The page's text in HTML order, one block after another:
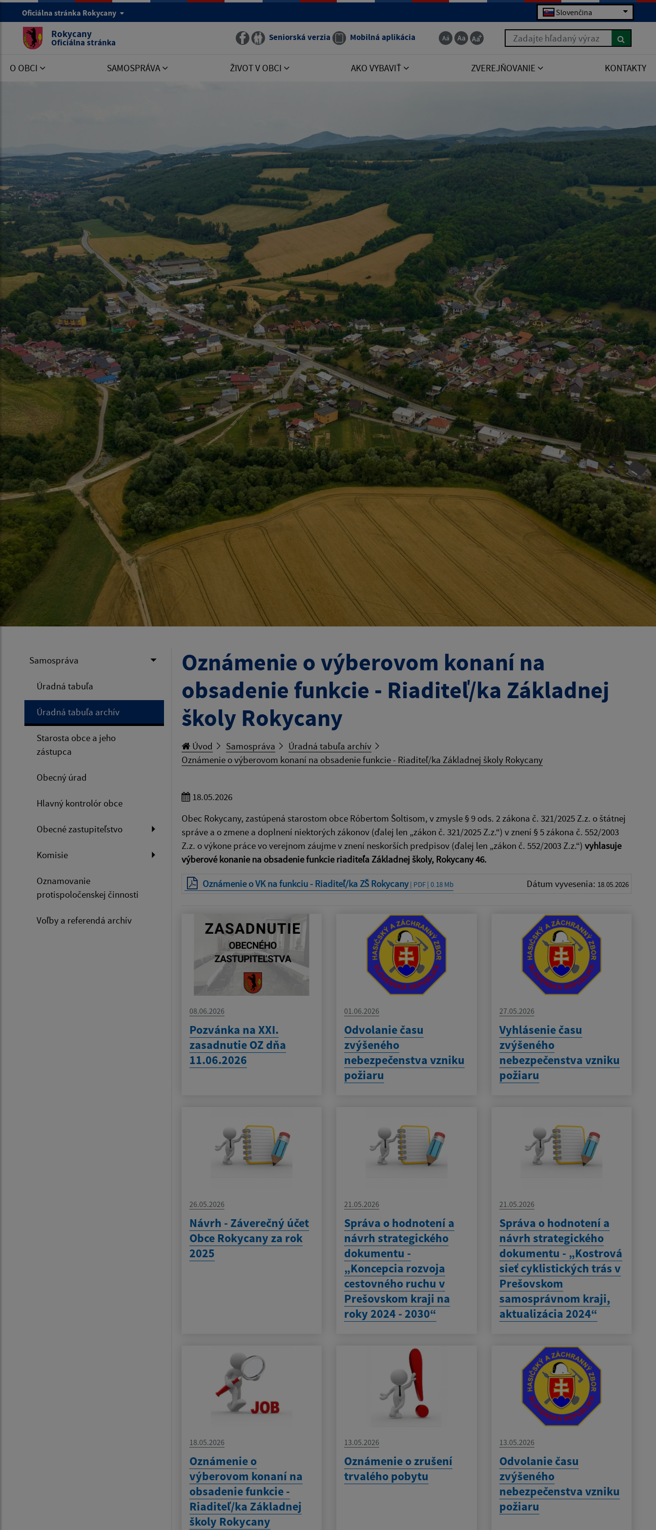
Oficiálna stránka Rokycany Slovenčina
Rokycany
Oficiálna stránka Seniorská verzia Mobilná aplikácia Zadajte hľadaný výraz
O OBCI SAMOSPRÁVA ŽIVOT V OBCI AKO VYBAVIŤ ZVEREJŇOVANIE KONTAKTY
Samospráva
Úradná tabuľa
Úradná tabuľa archív
Starosta obce a jeho
zástupca
Obecný úrad
Hlavný kontrolór obce
Obecné zastupiteľstvo
Komisie
Oznamovanie
protispoločenskej činnosti
Voľby a referendá archív
Oznámenie o výberovom konaní na
obsadenie funkcie - Riaditeľ/ka Základnej
školy Rokycany
Úvod Samospráva
Úradná tabuľa archív
Oznámenie o výberovom konaní na obsadenie funkcie - Riaditeľ/ka Základnej školy Rokycany
18.05.2026
Obec Rokycany, zastúpená starostom obce Róbertom Šoltisom, v zmysle § 9 ods. 2 zákona č. 321/2025 Z.z. o štátnej
správe a o zmene a doplnení niektorých zákonov (ďalej len „zákon č. 321/2025 Z.z.“) v znení § 5 zákona č. 552/2003
Z.z. o výkone práce vo verejnom záujme v znení neskorších predpisov (ďalej len „zákon č. 552/2003 Z.z.“) vyhlasuje
výberové konanie na obsadenie funkcie riaditeľa Základnej školy, Rokycany 46.
Oznámenie o VK na funkciu - Riaditeľ/ka ZŠ Rokycany| PDF | 0.18 Mb Dátum vyvesenia: 18.05.2026
08.06.2026
Pozvánka na XXI.
zasadnutie OZ dňa
11.06.2026
01.06.2026
Odvolanie času
zvýšeného
nebezpečenstva vzniku
požiaru
27.05.2026
Vyhlásenie času
zvýšeného
nebezpečenstva vzniku
požiaru
26.05.2026
Návrh - Záverečný účet
Obce Rokycany za rok
2025
21.05.2026
Správa o hodnotení a
návrh strategického
dokumentu -
„Koncepcia rozvoja
cestovného ruchu v
Prešovskom kraji na
roky 2024 - 2030“
21.05.2026
Správa o hodnotení a
návrh strategického
dokumentu - „Kostrová
sieť cyklistických trás v
Prešovskom
samosprávnom kraji,
aktualizácia 2024“
18.05.2026
Oznámenie o
výberovom konaní na
obsadenie funkcie -
Riaditeľ/ka Základnej
školy Rokycany
13.05.2026
Oznámenie o zrušení
trvalého pobytu
13.05.2026
Odvolanie času
zvýšeného
nebezpečenstva vzniku
požiaru